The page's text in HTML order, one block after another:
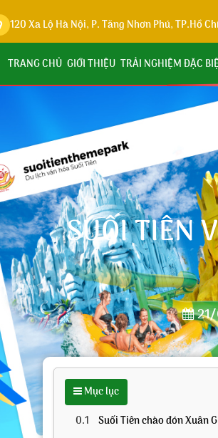
120 Xa Lộ Hà Nội, P. Tăng Nhơn Phú, TP.Hồ
TRANG CHỦ GIỚI THIỆU TRẢI NGHIỆM ĐẶC
SUỐI TIÊN
Mục lục
0.1
Suối Tiên chào đón Xuân